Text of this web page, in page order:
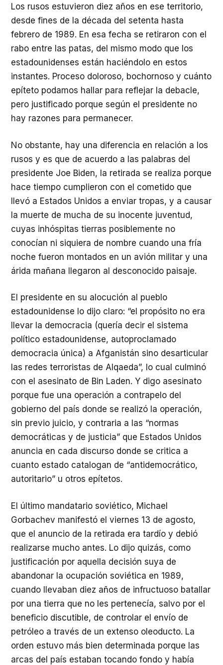
Los rusos estuvieron diez años en ese territorio,
desde fines de la década del setenta hasta
febrero de 1989. En esa fecha se retiraron con el
rabo entre las patas, del mismo modo que los
estadounidenses están haciéndolo en estos
instantes. Proceso doloroso, bochornoso y cuánto
epíteto podamos hallar para reflejar la debacle,
pero justificado porque según el presidente no
hay razones para permanecer.
No obstante, hay una diferencia en relación a los
rusos y es que de acuerdo a las palabras del
presidente Joe Biden, la retirada se realiza porque
hace tiempo cumplieron con el cometido que
llevó a Estados Unidos a enviar tropas, y a causar
la muerte de mucha de su inocente juventud,
cuyas inhóspitas tierras posiblemente no
conocían ni siquiera de nombre cuando una fría
noche fueron montados en un avión militar y una
árida mañana llegaron al desconocido paisaje.
El presidente en su alocución al pueblo
estadounidense lo dijo claro: “el propósito no era
llevar la democracia (quería decir el sistema
político estadounidense, autoproclamado
democracia única) a Afganistán sino desarticular
las redes terroristas de Alqaeda”, lo cual culminó
con el asesinato de Bin Laden. Y digo asesinato
porque fue una operación a contrapelo del
gobierno del país donde se realizó la operación,
sin previo juicio, y contraria a las “normas
democráticas y de justicia” que Estados Unidos
anuncia en cada discurso donde se critica a
cuanto estado catalogan de “antidemocrático,
autoritario” u otros epítetos.
El último mandatario soviético, Michael
Gorbachev manifestó el viernes 13 de agosto,
que el anuncio de la retirada era tardío y debió
realizarse mucho antes. Lo dijo quizás, como
justificación por aquella decisión suya de
abandonar la ocupación soviética en 1989,
cuando llevaban diez años de infructuoso batallar
por una tierra que no les pertenecía, salvo por el
beneficio discutible, de controlar el envío de
petróleo a través de un extenso oleoducto. La
orden estuvo más bien determinada porque las
arcas del país estaban tocando fondo y había